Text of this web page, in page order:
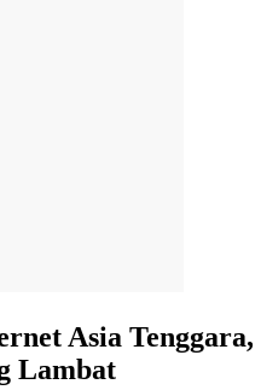
Asia Tenggara,
Lambat